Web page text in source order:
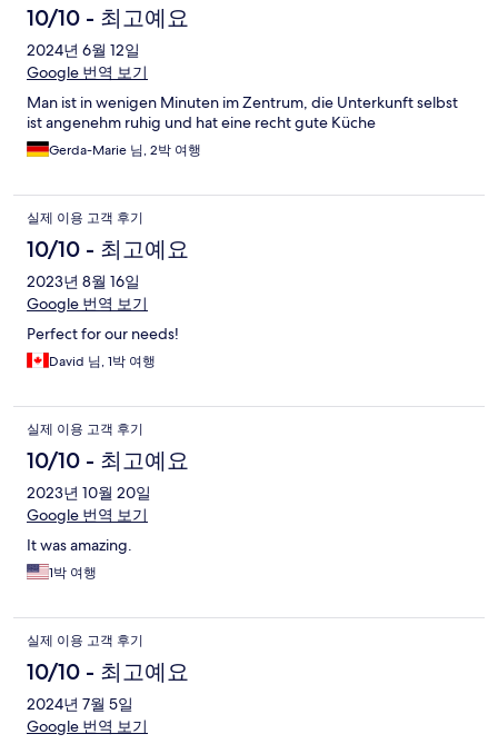
10/10 - 최고예요
2024년 6월 12일
Google 번역 보기
Man ist in wenigen Minuten im Zentrum, die Unterkunft selbst
ist angenehm ruhig und hat eine recht gute Küche
Gerda-Marie 님, 2박 여행
실제 이용 고객 후기
10/10 - 최고예요
2023년 8월 16일
Google 번역 보기
Perfect for our needs!
David 님, 1박 여행
실제 이용 고객 후기
10/10 - 최고예요
2023년 10월 20일
Google 번역 보기
It was amazing.
1박 여행
실제 이용 고객 후기
10/10 - 최고예요
2024년 7월 5일
Google 번역 보기